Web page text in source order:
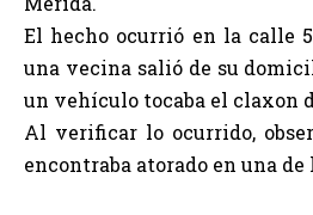
El hecho ocurrió en la calle
una vecina salió de su
un vehículo tocaba el claxon
Al verificar lo ocurrido,
encontraba atorado en una de